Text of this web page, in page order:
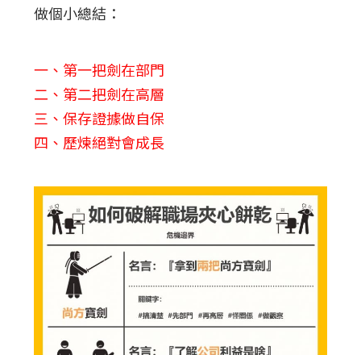
做個小總結：
一、第一把劍在部門
二、第二把劍在高層
三、保存證據做自保
四、歷煉絕對會成長